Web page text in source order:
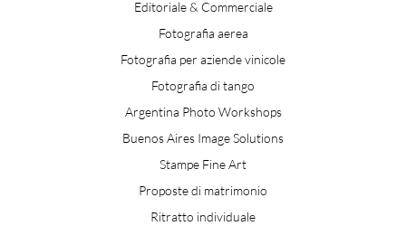
Editoriale & Commerciale
Fotografia aerea
Fotografia per aziende vinicole
Fotografia di tango
Argentina Photo Workshops
Buenos Aires Image Solutions
Stampe Fine Art
Proposte di matrimonio
Ritratto individuale